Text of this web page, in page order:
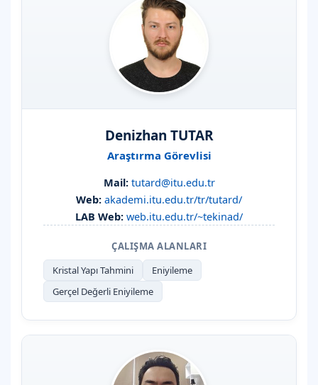
Denizhan TUTAR
Araştırma Görevlisi
Mail: tutard@itu.edu.tr
Web: akademi.itu.edu.tr/tr/tutard/
LAB Web: web.itu.edu.tr/~tekinad/
ÇALIŞMA ALANLARI
Kristal Yapı Tahmini
Eniyileme
Gerçel Değerli Eniyileme